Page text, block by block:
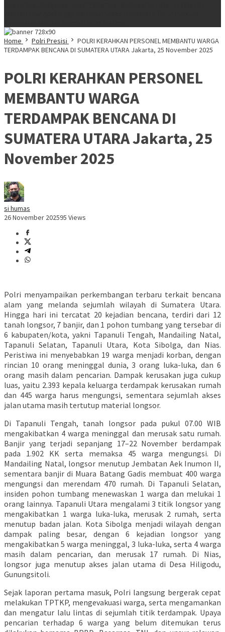
Home
Polri Presisi
POLRI KERAHKAN PERSONEL MEMBANTU WARGA
TERDAMPAK BENCANA DI SUMATERA UTARA Jakarta, 25 November 2025
POLRI KERAHKAN PERSONEL
MEMBANTU WARGA
TERDAMPAK BENCANA DI
SUMATERA UTARA Jakarta, 25
November 2025
si humas
26 November 202595 Views
Polri menyampaikan perkembangan terbaru terkait bencana
alam yang melanda sejumlah wilayah di Sumatera Utara.
Hingga hari ini tercatat 20 kejadian bencana, terdiri dari 12
tanah longsor, 7 banjir, dan 1 pohon tumbang yang tersebar di
6 kabupaten/kota, yakni Tapanuli Tengah, Mandailing Natal,
Tapanuli Selatan, Tapanuli Utara, Kota Sibolga, dan Nias.
Peristiwa ini menyebabkan 19 warga menjadi korban, dengan
rincian 10 orang meninggal dunia, 3 orang luka-luka, dan 6
orang masih dalam pencarian. Dampak kerusakan juga cukup
luas, yaitu 2.393 kepala keluarga terdampak kerusakan rumah
dan 445 warga harus mengungsi, sementara sejumlah akses
jalan utama masih tertutup material longsor.
Di Tapanuli Tengah, tanah longsor pada pukul 07.00 WIB
mengakibatkan 4 warga meninggal dan merusak satu rumah.
Banjir yang terjadi sepanjang 17–22 November berdampak
pada 1.902 KK serta memaksa 45 warga mengungsi. Di
Mandailing Natal, longsor menutup Jembatan Aek Inumon II,
sementara banjir di Muara Batang Gadis membuat 400 warga
mengungsi dan merendam 470 rumah. Di Tapanuli Selatan,
insiden pohon tumbang menewaskan 1 warga dan melukai 1
orang lainnya. Tapanuli Utara mengalami 3 titik longsor yang
mengakibatkan 1 warga luka-luka, merusak 2 rumah, serta
menutup badan jalan. Kota Sibolga menjadi wilayah dengan
dampak paling besar, dengan 6 kejadian longsor yang
mengakibatkan 5 warga meninggal, 3 luka-luka, serta 4 warga
masih dalam pencarian, dan merusak 17 rumah. Di Nias,
longsor juga menutup akses jalan utama di Desa Hiligodu,
Gunungsitoli.
Sejak laporan pertama masuk, Polri langsung bergerak cepat
melakukan TPTKP, mengevakuasi warga, serta mengamankan
dan mengatur lalu lintas di sejumlah titik terdampak. Upaya
pencarian terhadap 6 warga yang belum ditemukan terus